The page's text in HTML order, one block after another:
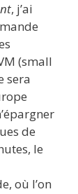
, j’ai
(small
sera
de
le
où l’on